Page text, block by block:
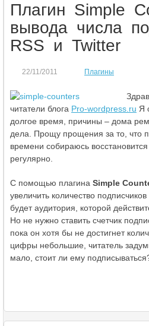
Плагин Simple
вывода числа
RSS и Twitter
22/11/2011 Плагины
читатели блога Pro-wordpress.ru Я
долгое время, причины – дома
дела. Прощу прощения за то, что
времени собираюсь
регулярно.
С помощью плагина Simple
увеличить количество
будет аудитория, которой
Но не нужно ставить счетчик
пока он хотя бы не достигнет
цифры небольшие, читатель
мало, стоит ли ему